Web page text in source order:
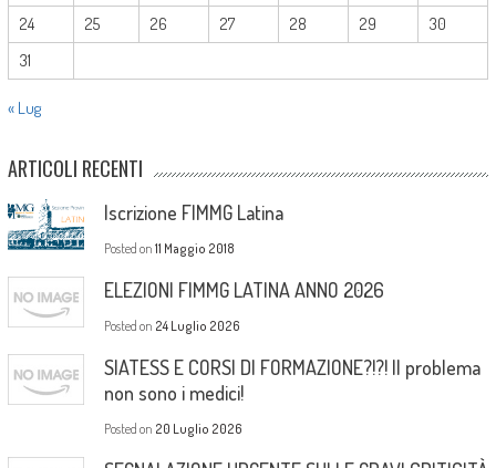
24
25 26 27 28 29
30
31
« Lug
ARTICOLI RECENTI
Iscrizione FIMMG Latina
Posted on 11 Maggio 2018
ELEZIONI FIMMG LATINA ANNO 2026
Posted on 24 Luglio 2026
SIATESS E CORSI DI FORMAZIONE?!?! Il problema
non sono i medici!
Posted on 20 Luglio 2026